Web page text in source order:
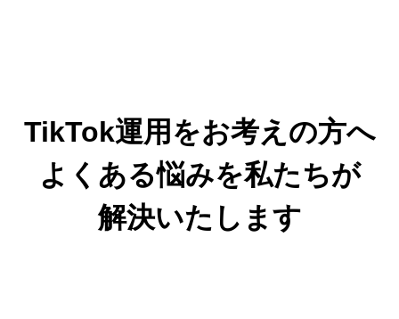
TikTok運用をお考えの方へ
よくある悩みを私たちが
解決いたします